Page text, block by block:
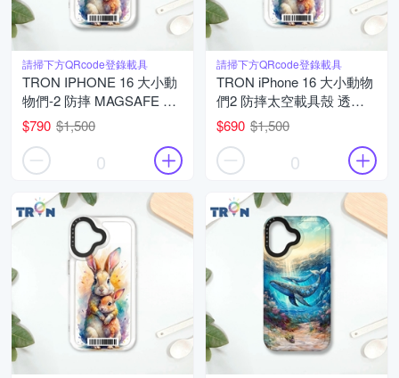
請掃下方QRcode登錄載具
TRON IPHONE 16 大小動
物們-2 防摔 MAGSAFE 磁
吸 太空載具殼 透黑 手機殼
$790 $1,500
0
請掃下方QRcode登錄載具
TRON iPhone 16 大小動物
們2 防摔太空載具殼 透白
軟硬 手機殼
$690 $1,500
0